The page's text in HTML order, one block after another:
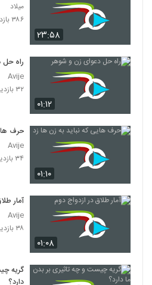
۲۳:۵۸
میلاد
۳۸۶ بازدید
۰۱:۱۲
راه
Avije
۳۲ بازدید
۰۱:۱۰
حرف
Avije
۳۴ بازدید
۰۱:۰۸
آمار
Avije
۳۸ بازدید
گریه
دارد؟